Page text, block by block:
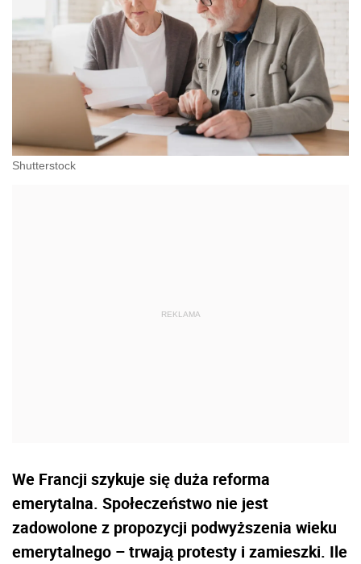
Shutterstock
We Francji szykuje się duża reforma
emerytalna. Społeczeństwo nie jest
zadowolone z propozycji podwyższenia wieku
emerytalnego – trwają protesty i zamieszki. Ile